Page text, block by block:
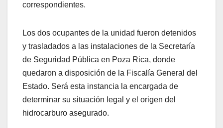
correspondientes.
Los dos ocupantes de la unidad fueron detenidos
y trasladados a las instalaciones de la Secretaría
de Seguridad Pública en Poza Rica, donde
quedaron a disposición de la Fiscalía General del
Estado. Será esta instancia la encargada de
determinar su situación legal y el origen del
hidrocarburo asegurado.